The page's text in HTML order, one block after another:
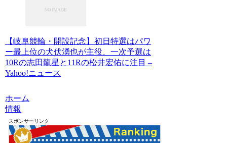
【岐阜競輪・開設記念】初日特選はパワ
ー最上位の犬伏湧也が主役、一次予選は
10Rの志田龍星と11Rの松井宏佑に注目 –
Yahoo!ニュース
ホーム
情報
スポンサーリンク